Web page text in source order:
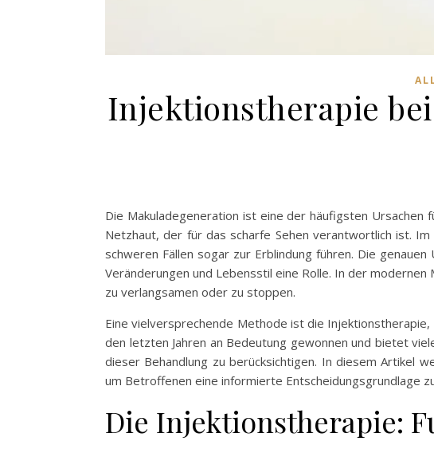
Injektionstherapie
Die Makuladegeneration ist eine der häufigsten
Netzhaut, der für das scharfe Sehen verantwortlich ist.
schweren Fällen sogar zur Erblindung führen. Die
Veränderungen und Lebensstil eine Rolle. In der
zu verlangsamen oder zu stoppen.
Eine vielversprechende Methode ist die
den letzten Jahren an Bedeutung gewonnen und bietet
dieser Behandlung zu berücksichtigen. In diesem Artikel
um Betroffenen eine informierte Entscheidungsgrundlage
Die Injektionstherapie: